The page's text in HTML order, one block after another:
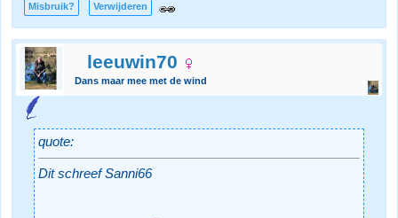
Misbruik? Verwijderen
leeuwin70
Dans maar mee met de wind
quote:
Dit schreef Sanni66